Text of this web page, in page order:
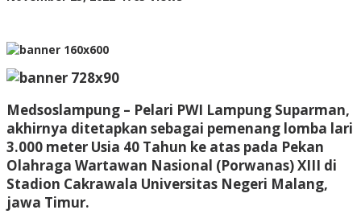
Medsoslampung – Pelari PWI Lampung Suparman,
akhirnya ditetapkan sebagai pemenang lomba lari
3.000 meter Usia 40 Tahun ke atas pada Pekan
Olahraga Wartawan Nasional (Porwanas) XIII di
Stadion Cakrawala Universitas Negeri Malang,
jawa Timur.